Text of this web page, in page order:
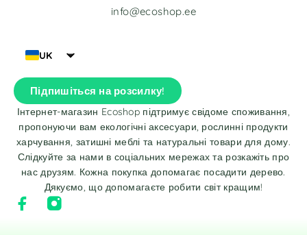
UK
Підпишіться на розсилку!
Інтернет-магазин Ecoshop підтримує свідоме споживання,
пропонуючи вам екологічні аксесуари, рослинні продукти
харчування, затишні меблі та натуральні товари для дому.
Слідкуйте за нами в соціальних мережах та розкажіть про
нас друзям. Кожна покупка допомагає посадити дерево.
Дякуємо, що допомагаєте робити світ кращим!
info@ecoshop.ee